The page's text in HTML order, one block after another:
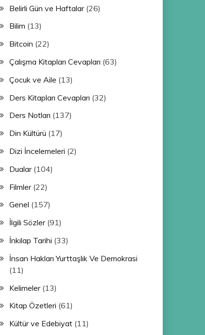
Belirli Gün ve Haftalar(26)
Bilim (13)
Bitcoin (22)
Çalışma Kitapları Cevapları (63)
Çocuk ve Aile (13)
Ders Kitapları Cevapları (32)
Ders Notları (137)
Din Kültürü (17)
Dizi İncelemeleri (2)
Dualar(104)
Filmler(22)
Genel (157)
İlgili Sözler(91)
İnkılap Tarihi (33)
İnsan Hakları Yurttaşlık Ve Demokrasi
(11)
Kelimeler(13)
Kitap Özetleri (61)
Kültür ve Edebiyat(11)